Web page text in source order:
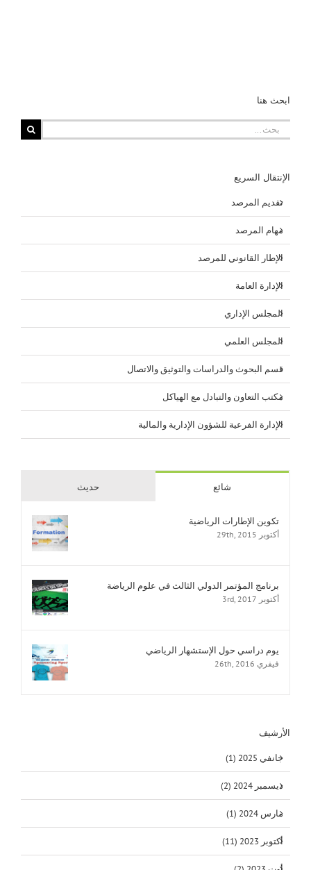
ابحث هنا
البحث
عن:
الإنتقال السريع
تقديم المرصد
مهام المرصد
الإطار القانوني للمرصد
الإدارة العامة
المجلس الإداري
المجلس العلمي
قسم البحوث والدراسات والتوثيق والاتصال
مكتب التعاون والتبادل مع الهياكل
الإدارة الفرعية للشؤون الإدارية والمالية
شائع حديث
تكوين الإطارات الرياضية
أكتوبر 29th, 2015
برنامج المؤتمر الدولي الثالث في علوم الرياضة
أكتوبر 3rd, 2017
يوم دراسي حول الإستشهار الرياضي
فيفري 26th, 2016
الأرشيف
جانفي 2025 (1)
ديسمبر 2024 (2)
مارس 2024 (1)
أكتوبر 2023 (11)